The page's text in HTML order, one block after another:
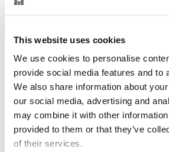
This website uses cookies
We use cookies to personalise
provide social media features and to
We also share information about
our social media, advertising and
may combine it with other information
provided to them or that they’ve
of their services.
Historik: Vad hände när - och
Malmö Live är sedan invigningen 2015
kulturen står i fokus för både
besökare. Här kan du fördjupa dig i de
byggstart och processen till kvarteret